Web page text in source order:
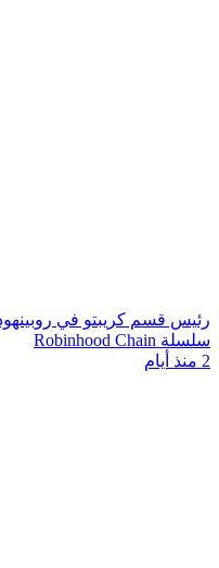
رئيس قسم كريبتو في
سلسلة Robinhood Chain
2 منذ أيام